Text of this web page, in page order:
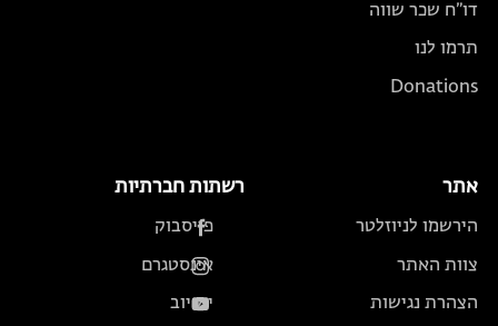
דו״ח שכר שווה
תרמו לנו
Donations
אתר
הירשמו לניוזלטר
צוות האתר
הצהרת נגישות
רשתות חברתיות
פייסבוק
אינסטגרם
יוטיוב